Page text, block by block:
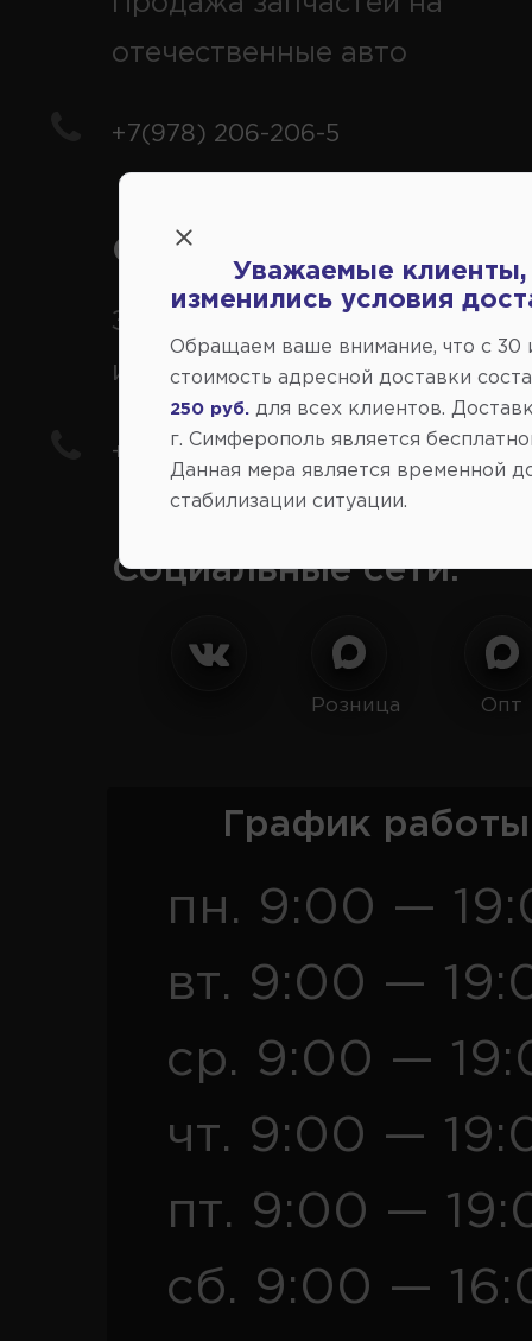
отечественные авто
+7(978) 206-206-5
Справочный центр:
Заказ шин, дисков,
иномарки
+7(978) 206-206-8
Социальные сети:
Розница Опт
График
пн. 9:00 —
вт. 9:00 —
ср. 9:00 —
чт. 9:00 —
пт. 9:00 —
сб. 9:00 —
Уважаемые клиенты,
изменились условия
Обращаем ваше внимание, что c 30
стоимость адресной доставки
250 руб.
для всех клиентов.
г. Симферополь является
Данная мера является временной
стабилизации ситуации.